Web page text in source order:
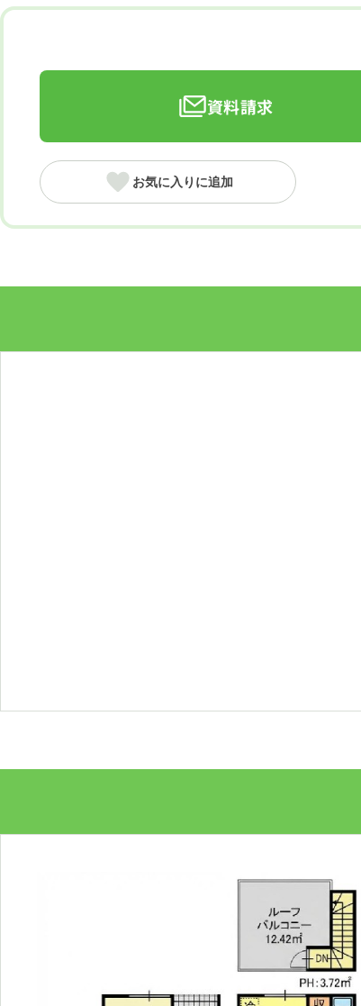
資料請求
お気に入りに追加